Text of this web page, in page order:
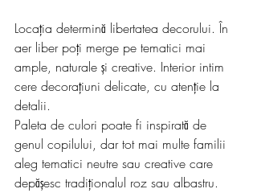
Locația determină libertatea decorului. În
aer liber poți merge pe tematici mai
ample, naturale și creative. Interior intim
cere decorațiuni delicate, cu atenție la
detalii.
Paleta de culori poate fi inspirată de
genul copilului, dar tot mai multe familii
aleg tematici neutre sau creative care
depășesc tradiționalul roz sau albastru.